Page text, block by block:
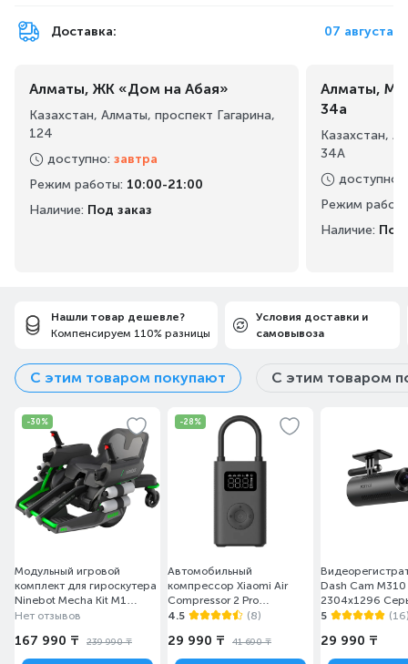
Доставка: 07 августа
Алматы, ЖК «Дом на Абая»
Казахстан, Алматы, проспект Гагарина,
124
доступно: завтра
Режим работы: 10:00-21:00
Наличие: Под заказ
Алматы,
34а
Казахстан,
34А
доступно
Режим
Наличие: Под
Нашли товар дешевле?
Компенсируем 110% разницы
Условия доставки и
самовывоза
С этим товаром покупают С этим товаром
-30%
Модульный игровой
комплект для гироскутера
Ninebot Mecha Kit M1
Серый
Нет отзывов
167 990 ₸ 239 990 ₸
-28%
Автомобильный
компрессор Xiaomi Air
Compressor 2 Pro
BHR9099GL/MJCQB07PQW,
4.5 (8)
29 990 ₸ 41 690 ₸
Dash Cam M310
2304х1296
5
29 990 ₸